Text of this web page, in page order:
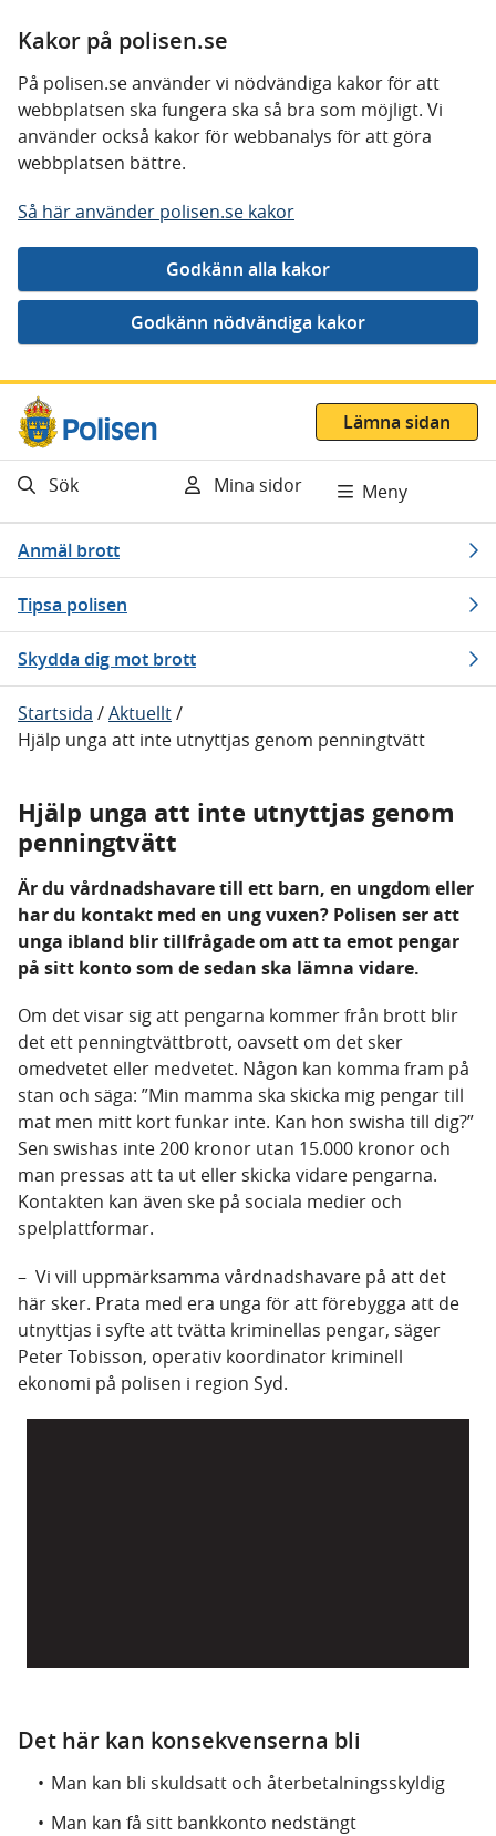
Kakor på polisen.se
På polisen.se använder vi nödvändiga kakor för att
webbplatsen ska fungera ska så bra som möjligt. Vi
använder också kakor för webbanalys för att göra
webbplatsen bättre.
Så här använder polisen.se kakor
Gå direkt till innehåll
Lämna sidan
Sök Mina sidor Meny
Anmäl brott
Tipsa polisen
Skydda dig mot brott
Startsida /Aktuellt/
Hjälp unga att inte utnyttjas genom penningtvätt
Hjälp unga att inte utnyttjas genom
penningtvätt
Är du vårdnadshavare till ett barn, en ungdom eller
har du kontakt med en ung vuxen? Polisen ser att
unga ibland blir tillfrågade om att ta emot pengar
på sitt konto som de sedan ska lämna vidare.
Om det visar sig att pengarna kommer från brott blir
det ett penningtvättbrott, oavsett om det sker
omedvetet eller medvetet. Någon kan komma fram på
stan och säga: ”Min mamma ska skicka mig pengar till
mat men mitt kort funkar inte. Kan hon swisha till dig?”
Sen swishas inte 200 kronor utan 15.000 kronor och
man pressas att ta ut eller skicka vidare pengarna.
Kontakten kan även ske på sociala medier och
spelplattformar.
– Vi vill uppmärksamma vårdnadshavare på att det
här sker. Prata med era unga för att förebygga att de
utnyttjas i syfte att tvätta kriminellas pengar, säger
Peter Tobisson, operativ koordinator kriminell
ekonomi på polisen i region Syd.
Det här kan konsekvenserna bli
Man kan bli skuldsatt och återbetalningsskyldig
Man kan få sitt bankkonto nedstängt